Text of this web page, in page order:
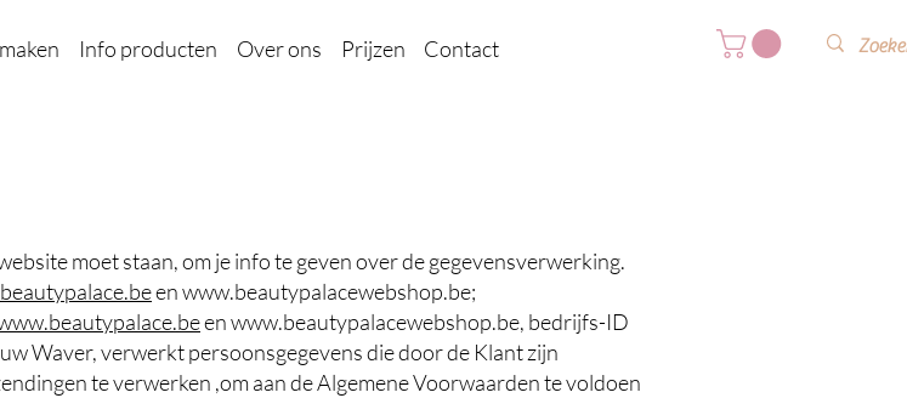
Info producten Over ons Prijzen Contact
moet staan, om je info te geven over de gegevensverwerking.
enwww.beautypalacewebshop.be;
enwww.beautypalacewebshop.be, bedrijfs-ID
Waver, verwerkt persoonsgegevens die door de Klant zijn
te verwerken ,om aan de Algemene Voorwaarden te voldoen